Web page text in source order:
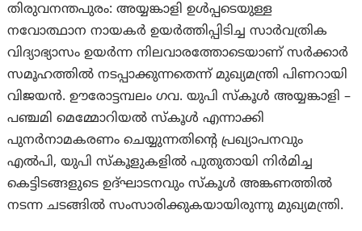
തിരുവനന്തപുരം: അയ്യങ്കാളി ഉൾപ്പടെയുള്ള
നവോത്ഥാന നായകർ ഉയർത്തിപ്പിടിച്ച സാർവത്രിക
വിദ്യാഭ്യാസം ഉയർന്ന നിലവാരത്തോടെയാണ് സർക്കാർ
സമൂഹത്തിൽ നടപ്പാക്കുന്നതെന്ന് മുഖ്യമന്ത്രി പിണറായി
വിജയൻ. ഊരോട്ടമ്പലം ഗവ. യുപി സ്കൂൾ അയ്യങ്കാളി –
പഞ്ചമി മെമ്മോറിയൽ സ്കൂൾ എന്നാക്കി
പുനർനാമകരണം ചെയ്യുന്നതിന്റെ പ്രഖ്യാപനവും
എൽപി, യുപി സ്കൂളുകളിൽ പുതുതായി നിർമിച്ച
കെട്ടിടങ്ങളുടെ ഉദ്ഘാടനവും സ്കൂൾ അങ്കണത്തിൽ
നടന്ന ചടങ്ങിൽ സംസാരിക്കുകയായിരുന്നു മുഖ്യമന്ത്രി.